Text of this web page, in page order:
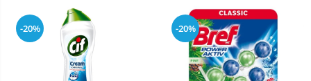
-20% -20%